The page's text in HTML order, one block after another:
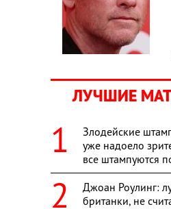
ЛУЧШИЕ
Злодейские
уже надоело
все штампуются
Джоан Роулинг:
британки, не